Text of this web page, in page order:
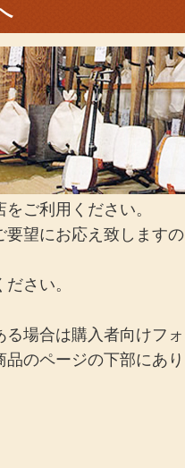
ご利用ください。
要望にお応え致しますの
さい。
場合は購入者向けフォ
のページの下部にあり